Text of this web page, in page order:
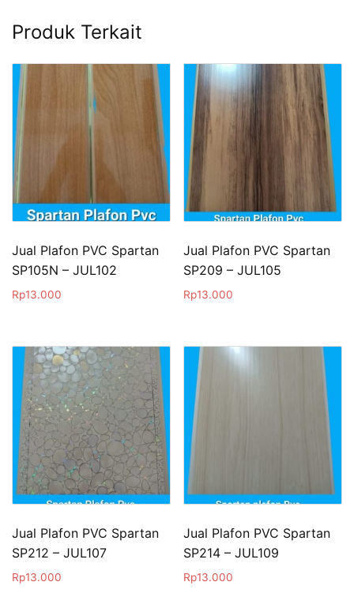
Produk Terkait
Jual Plafon PVC Spartan
SP105N – JUL102
Rp13.000
Jual Plafon PVC Spartan
SP209 – JUL105
Rp13.000
Jual Plafon PVC Spartan
SP212 – JUL107
Rp13.000
Jual Plafon PVC Spartan
SP214 – JUL109
Rp13.000